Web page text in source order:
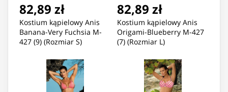
82,89 zł
Kostium kąpielowy Anis
Banana-Very Fuchsia M-
427 (9) (Rozmiar S)
82,89 zł
Kostium kąpielowy Anis
Origami-Blueberry M-427
(7) (Rozmiar L)